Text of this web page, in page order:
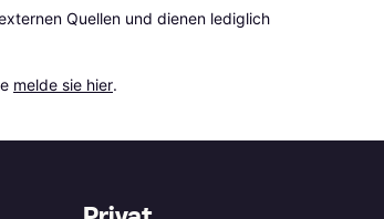
Quellen und dienen lediglich
melde sie hier.